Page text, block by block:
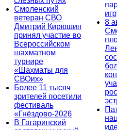
Смоленский
ветеран СВО
Дмитрий Кирюшин
принял участие во
Всероссийском
шахматном
турнире
«Шахматы для
СВОих»
Более 11 тысяч
зрителей посетили
фестиваль
«Гнёздово-2026
В Гагаринский
8